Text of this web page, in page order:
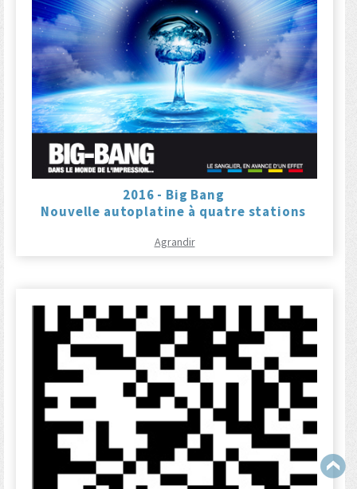
2016 - Big Bang
Nouvelle autoplatine à quatre stations
Agrandir